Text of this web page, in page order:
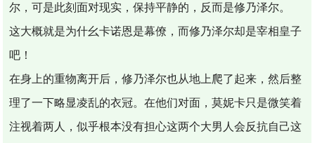
尔，可是此刻面对现实，保持平静的，反而是修乃泽尔。
这大概就是为什幺卡诺恩是幕僚，而修乃泽尔却是宰相皇子
吧！
在身上的重物离开后，修乃泽尔也从地上爬了起来，然后整
理了一下略显凌乱的衣冠。在他们对面，莫妮卡只是微笑着
注视着两人，似乎根本没有担心这两个大男人会反抗自己这